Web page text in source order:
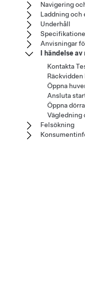
Navigering
Laddning
Underhåll
Anvisningar
I händelse
Kontakta
Öppna
Ansluta
Öppna
Vägledning
Felsökning